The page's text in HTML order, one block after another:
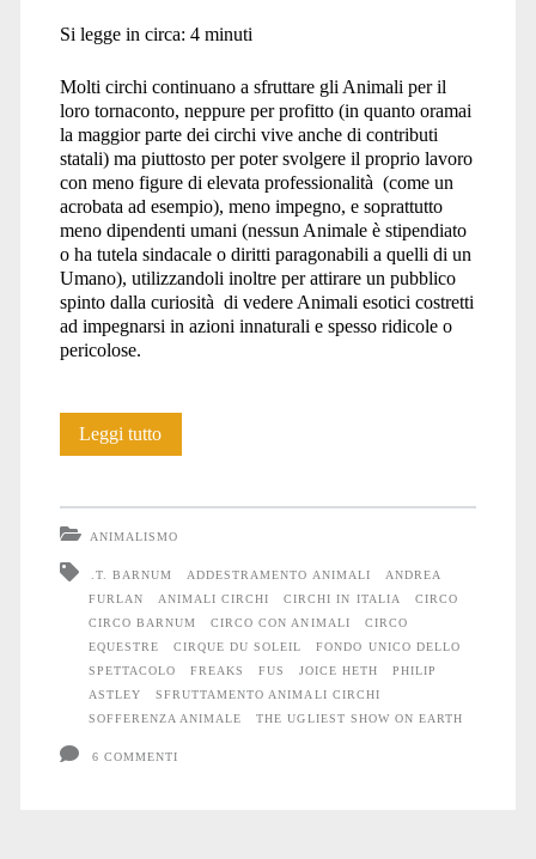
Si legge in circa: 4 minuti
Molti circhi continuano a sfruttare gli Animali per il
loro tornaconto, neppure per profitto (in quanto oramai
la maggior parte dei circhi vive anche di contributi
statali) ma piuttosto per poter svolgere il proprio lavoro
con meno figure di elevata professionalità (come un
acrobata ad esempio), meno impegno, e soprattutto
meno dipendenti umani (nessun Animale è stipendiato
o ha tutela sindacale o diritti paragonabili a quelli di un
Umano), utilizzandoli inoltre per attirare un pubblico
spinto dalla curiosità di vedere Animali esotici costretti
ad impegnarsi in azioni innaturali e spesso ridicole o
pericolose.
Leggi tuttoTorture
ANIMALISMO
.T. BARNUM ADDESTRAMENTO ANIMALI
ANDREA
FURLAN
ANIMALI CIRCHI CIRCHI IN ITALIA
CIRCO
CIRCO BARNUM
CIRCO CON ANIMALI
CIRCO
EQUESTRE
CIRQUE DU SOLEIL
FONDO UNICO DELLO
SPETTACOLO
FREAKS FUS JOICE HETH
PHILIP
ASTLEY
SFRUTTAMENTO ANIMALI CIRCHI
SOFFERENZA ANIMALE
THE UGLIEST SHOW ON EARTH
6 COMMENTI